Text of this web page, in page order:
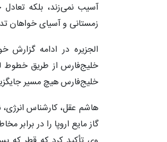
آسیب نمی‌زند، بلکه
زمستانی و آسیای خواهان
الجزیره در ادامه
خلیج‌فارس از طریق خطوط
خلیج‌فارس هیچ مسیر
هاشم عقل، کارشناس انرژی،
گاز مایع اروپا را در برابر